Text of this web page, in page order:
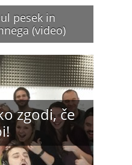
pesek in
(video)
zgodi, če